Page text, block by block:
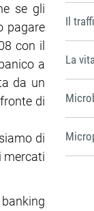
se gli
pagare
con il
a
da un
di
di
mercati
Il
La